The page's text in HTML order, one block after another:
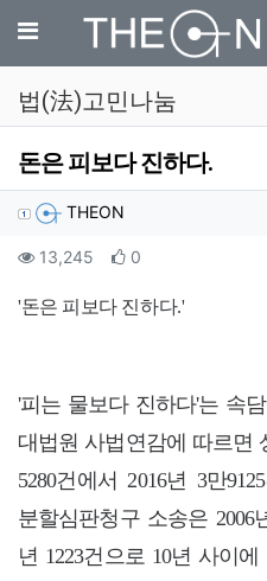
메뉴
법(法)고민나눔
돈은 피보다 진하다.
작성자 정보
THEON
컨텐츠 정보
13,245 조회 0
본문
'돈은 피보다 진하다.'
'피는 물보다 진하다'는 속
대법원 사법연감에 따르면
5280건에서 2016년 3만
분할심판청구 소송은 2006
년 1223건으로 10년 사이